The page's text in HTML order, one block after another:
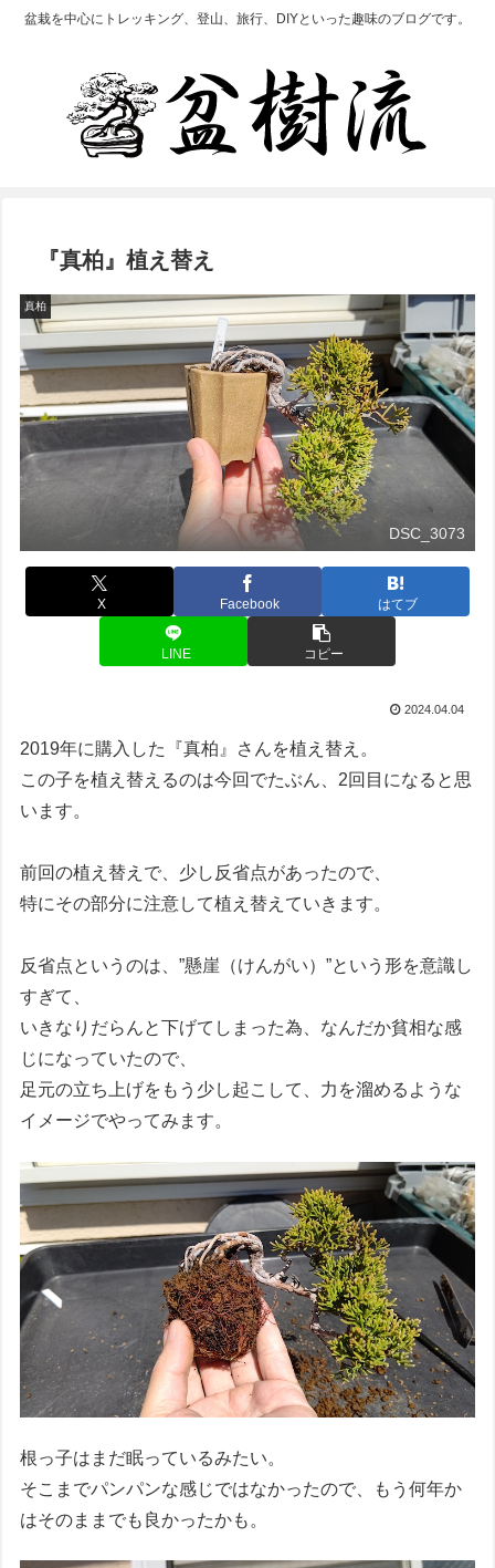
盆栽を中心にトレッキング、登山、旅行、DIYといった趣味のブログです。
『真柏』植え替え
真柏
DSC_3073
X Facebook はてブ
LINE コピー
2024.04.04
2019年に購入した『真柏』さんを植え替え。
この子を植え替えるのは今回でたぶん、2回目になると思
います。
前回の植え替えで、少し反省点があったので、
特にその部分に注意して植え替えていきます。
反省点というのは、”懸崖（けんがい）”という形を意識し
すぎて、
いきなりだらんと下げてしまった為、なんだか貧相な感
じになっていたので、
足元の立ち上げをもう少し起こして、力を溜めるような
イメージでやってみます。
根っ子はまだ眠っているみたい。
そこまでパンパンな感じではなかったので、もう何年か
はそのままでも良かったかも。